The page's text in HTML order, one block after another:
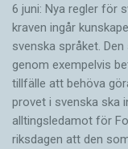
6 juni: Nya regler för
kraven ingår
svenska språket.
genom exempelvis
tillfälle att behöva
provet i svenska ska
alltingsledamot för
riksdagen att den